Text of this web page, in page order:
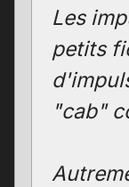
Les
petits
"cab"